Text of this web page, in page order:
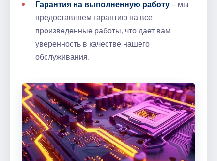
Гарантия на выполненную работу – мы
предоставляем гарантию на все
произведенные работы‚ что дает вам
уверенность в качестве нашего
обслуживания.